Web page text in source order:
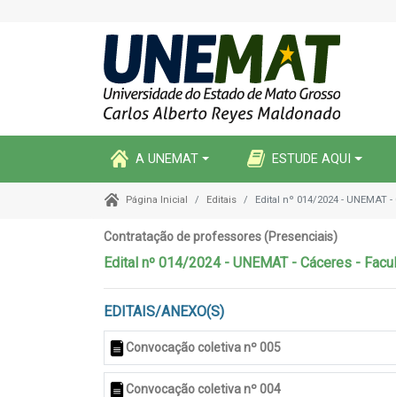
A UNEMAT ESTUDE AQUI
Página Inicial Editais Edital nº 014/2024 - UNEMAT
Contratação de professores (Presenciais)
Edital nº 014/2024 - UNEMAT - Cáceres -
EDITAIS/ANEXO(S)
Convocação coletiva nº 005
Convocação coletiva nº 004